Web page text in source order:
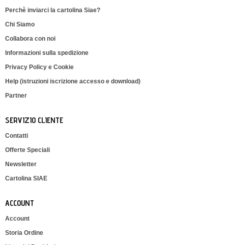
Perchè inviarci la cartolina Siae?
Chi Siamo
Collabora con noi
Informazioni sulla spedizione
Privacy Policy e Cookie
Help (istruzioni iscrizione accesso e download)
Partner
SERVIZIO CLIENTE
Contatti
Offerte Speciali
Newsletter
Cartolina SIAE
ACCOUNT
Account
Storia Ordine